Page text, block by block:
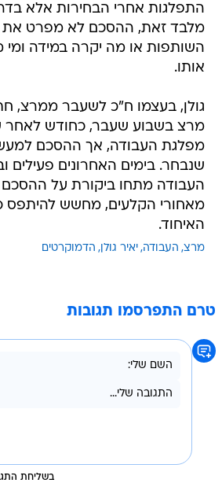
התפלגות אחרי הבחירות אלא
מלבד זאת, ההסכם לא מפרט את
השותפות או מה יקרה במידה ומי
אותו.
גולן, בעצמו ח"כ לשעבר ממרצ,
מרצ בשבוע שעבר, כחודש לאחר
מפלגת העבודה, אך ההסכם
שנבחר. בימים האחרונים פעילים
העבודה מתחו ביקורת על
מאחורי הקלעים, מחשש להיתפס
האיחוד.
מרצ העבודה יאיר גולן הדמוקרטים
טרם התפרסמו תגובות
בשליחת